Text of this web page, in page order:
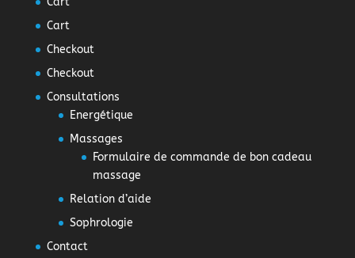
Cart
Checkout
Checkout
Consultations
Energétique
Massages
Formulaire de commande de bon cadeau
massage
Relation d’aide
Sophrologie
Contact